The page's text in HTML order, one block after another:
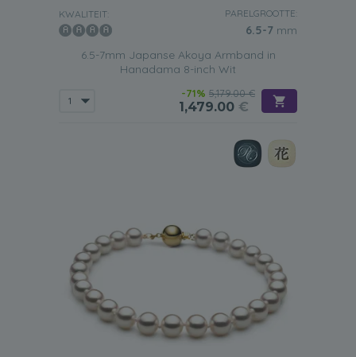
KWALITEIT: PARELGROOTTE:
6.5-7 mm
6.5-7mm Japanse Akoya Armband in
Hanadama 8-inch Wit
-71% 5,179.00 €
1,479.00 €